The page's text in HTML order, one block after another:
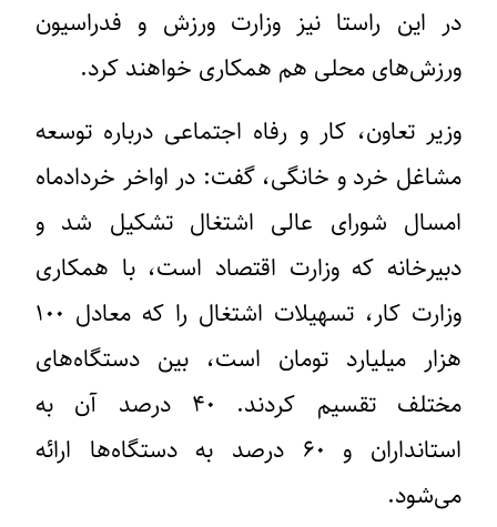
در این راستا نیز وزارت ورزش و فدراسیون
ورزش‌های محلی هم همکاری خواهند کرد.
وزیر تعاون، کار و رفاه اجتماعی درباره توسعه
مشاغل خرد و خانگی، گفت: در اواخر خردادماه
امسال شورای عالی اشتغال تشکیل شد و
دبیرخانه که وزارت اقتصاد است، با همکاری
وزارت کار، تسهیلات اشتغال را که معادل ۱۰۰
هزار میلیارد تومان است، بین دستگاه‌های
مختلف تقسیم کردند. ۴۰ درصد آن به
استانداران و ۶۰ درصد به دستگاه‌ها ارائه
می‌شود.